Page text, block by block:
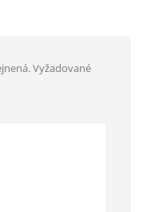
Vyžadované